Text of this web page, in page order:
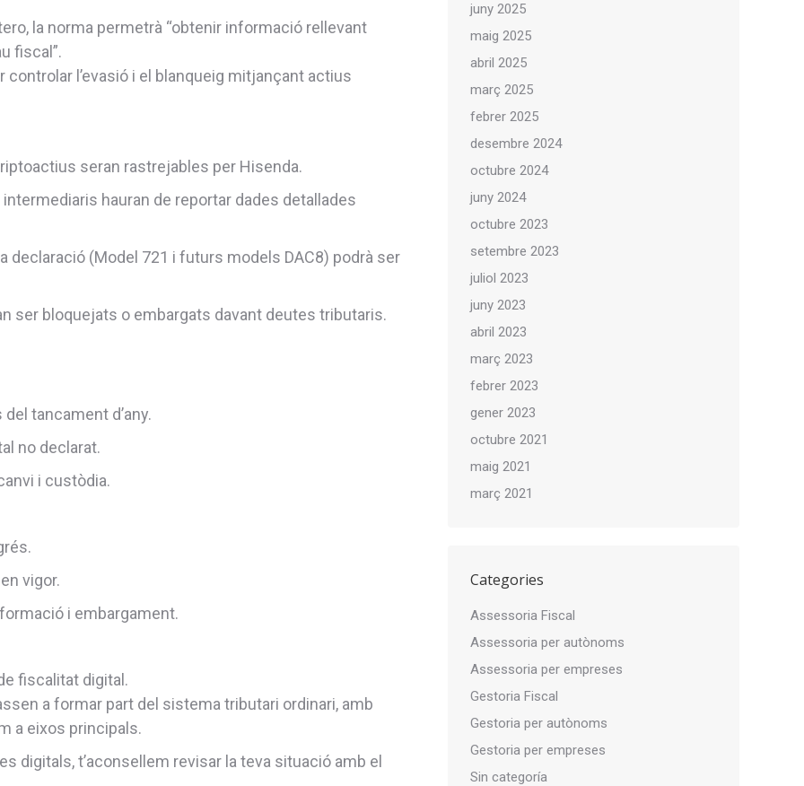
la norma permetrà “obtenir informació rellevant
fiscal”.
controlar l’evasió i el blanqueig mitjançant actius
seran rastrejables per Hisenda.
hauran de reportar dades detallades
declaració (Model 721 i futurs models DAC8) podrà ser
ser bloquejats o embargats davant deutes tributaris.
tancament d’any.
no declarat.
i custòdia.
vigor.
i embargament.
fiscalitat digital.
a formar part del sistema tributari ordinari, amb
a eixos principals.
digitals, t’aconsellem revisar la teva situació amb el
juny 2025
maig 2025
abril 2025
març 2025
febrer 2025
desembre 2024
octubre 2024
juny 2024
octubre 2023
setembre 2023
juliol 2023
juny 2023
abril 2023
març 2023
febrer 2023
gener 2023
octubre 2021
maig 2021
març 2021
Categories
Assessoria Fiscal
Assessoria per autònoms
Assessoria per empreses
Gestoria Fiscal
Gestoria per autònoms
Gestoria per empreses
Sin categoría